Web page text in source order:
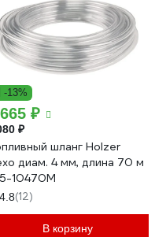
-13%
₽
₽
шланг Holzer
диам. 4 мм, длина 70 м
10470M
4.8(12)
В корзину